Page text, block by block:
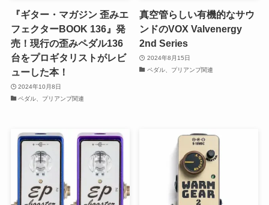
『ギター・マガジン 歪みエ
フェクターBOOK 136』発
売！現行の歪みペダル136
台をプロギタリストがレビ
ューした本！
2024年10月8日
ペダル、プリアンプ関連
真空管らしい有機的なサウ
ンドのVOX Valvenergy
2nd Series
2024年8月15日
ペダル、プリアンプ関連